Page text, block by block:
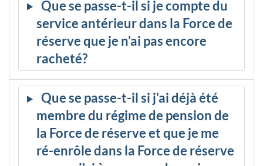
Que se passe-t-il si je compte du
service antérieur dans la Force de
réserve que je n'ai pas encore
racheté?
Que se passe-t-il si j'ai déjà été
membre du régime de pension de
la Force de réserve et que je me
ré-enrôle dans la Force de réserve